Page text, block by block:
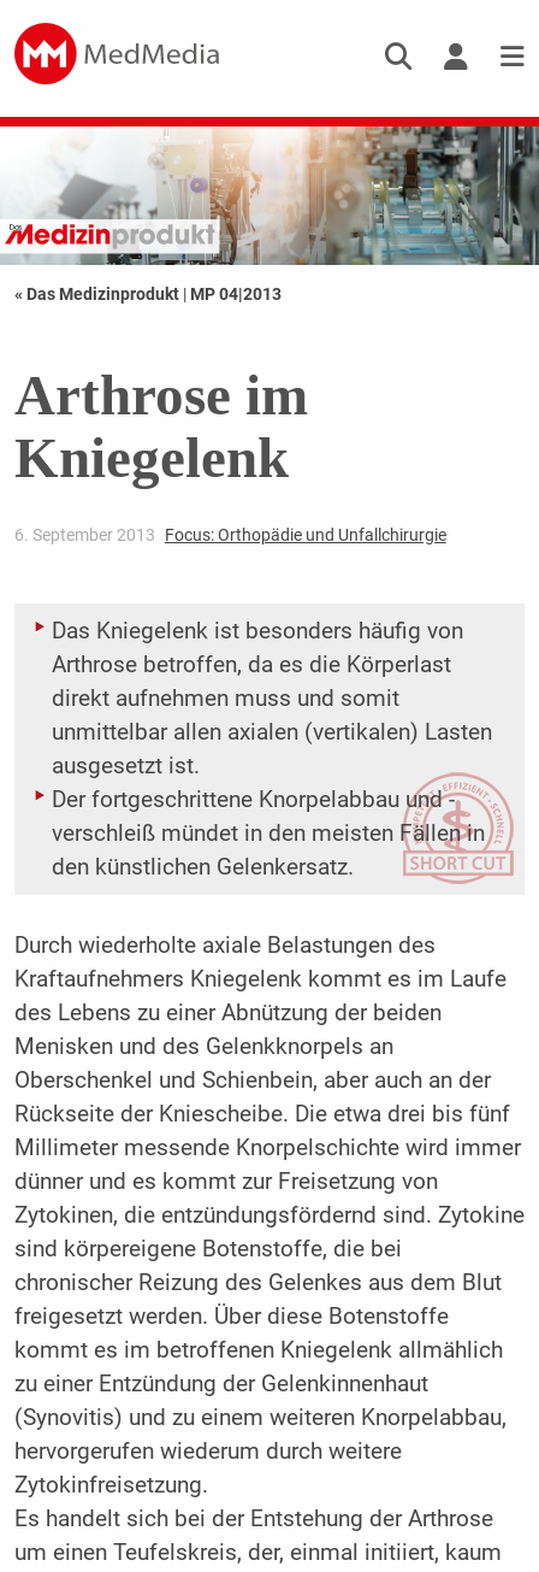
« Das Medizinprodukt | MP 04|2013
Arthrose im
Kniegelenk
6. September 2013 Focus: Orthopädie und Unfallchirurgie
Das Kniegelenk ist besonders häufig von
Arthrose betroffen, da es die Körperlast
direkt aufnehmen muss und somit
unmittelbar allen axialen (vertikalen) Lasten
ausgesetzt ist.
Der fortgeschrittene Knorpelabbau und -
verschleiß mündet in den meisten Fällen in
den künstlichen Gelenkersatz.
Durch wiederholte axiale Belastungen des
Kraftaufnehmers Kniegelenk kommt es im Laufe
des Lebens zu einer Abnützung der beiden
Menisken und des Gelenkknorpels an
Oberschenkel und Schienbein, aber auch an der
Rückseite der Kniescheibe. Die etwa drei bis fünf
Millimeter messende Knorpelschichte wird immer
dünner und es kommt zur Freisetzung von
Zytokinen, die entzündungsfördernd sind. Zytokine
sind körpereigene Botenstoffe, die bei
chronischer Reizung des Gelenkes aus dem Blut
freigesetzt werden. Über diese Botenstoffe
kommt es im betroffenen Kniegelenk allmählich
zu einer Entzündung der Gelenkinnenhaut
(Synovitis) und zu einem weiteren Knorpelabbau,
hervorgerufen wiederum durch weitere
Zytokinfreisetzung.
Es handelt sich bei der Entstehung der Arthrose
um einen Teufelskreis, der, einmal initiiert, kaum